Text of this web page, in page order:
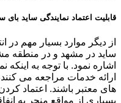
قابلیت اعتماد نمایندگی ساید
از دیگر موارد بسیار مهم در
ساید در مشهد و در منطقه
اشاره نمود. با توجه به
ارائه خدمات مراجعه می
های معتبر باشند. اعتماد
بسیاری از مواقع منجر به